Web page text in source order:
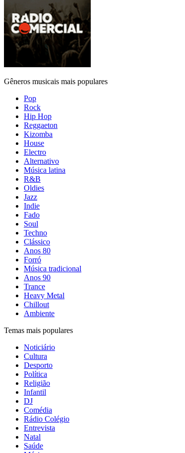
Gêneros musicais mais populares
Pop
Rock
Hip Hop
Reggaeton
Kizomba
House
Electro
Alternativo
Música latina
R&B
Oldies
Jazz
Indie
Fado
Soul
Techno
Clássico
Anos 80
Forró
Música tradicional
Anos 90
Trance
Heavy Metal
Chillout
Ambiente
Temas mais populares
Noticiário
Cultura
Desporto
Política
Religião
Infantil
DJ
Comédia
Rádio Colégio
Entrevista
Natal
Saúde